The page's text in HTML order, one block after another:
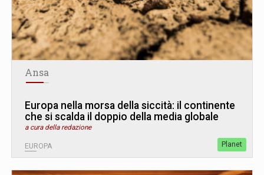
Ansa
Europa nella morsa della siccità: il continente
che si scalda il doppio della media globale
a cura della redazione
EUROPA Planet